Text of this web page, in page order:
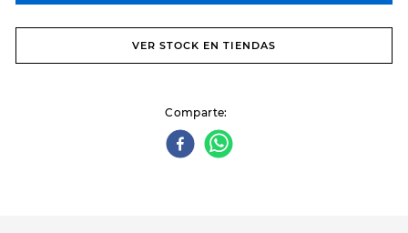
VER STOCK EN TIENDAS
Comparte